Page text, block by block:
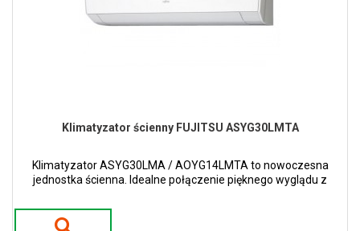
Klimatyzator ścienny FUJITSU ASYG30LMTA
Klimatyzator ASYG30LMA / AOYG14LMTA to nowoczesna
jednostka ścienna. Idealne połączenie pięknego wyglądu z